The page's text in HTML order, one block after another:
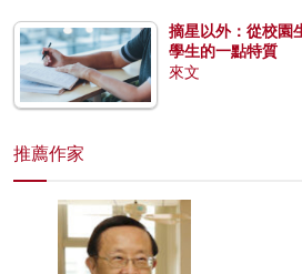
摘星以外：從校園
學生的一點特質
來文
推薦作家